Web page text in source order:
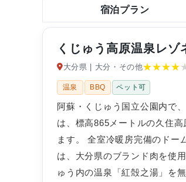
宿泊プラン
くじゅう高原温泉レゾ
大分県 | 大分・その他★★★★
温泉 BBQ ペット可
阿蘇・くじゅう国立公園内で
は、標高865メートルの久住
ます。 全室冷暖房完備のドー
は、大分県のブランド肉を使
ゅう内の温泉「紅殻之湯」を